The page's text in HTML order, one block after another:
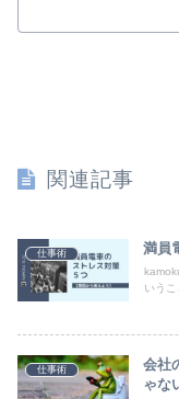
関連記事
仕事術 満員
いうこ
仕事術
会社
ゃな